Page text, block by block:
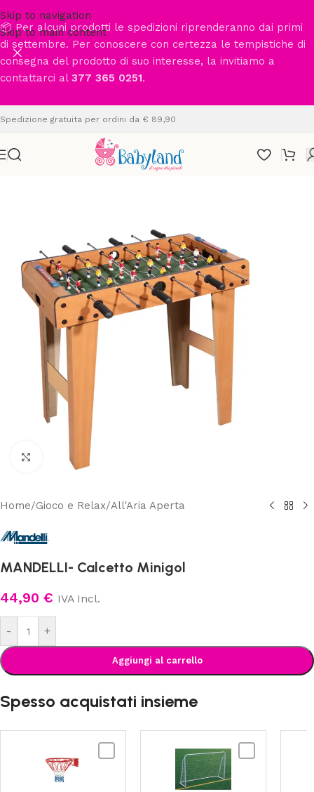
Skip to navigation
Skip to main content
📦 Per alcuni prodotti le spedizioni riprenderanno dai primi
di settembre. Per conoscere con certezza le tempistiche di
consegna del prodotto di suo interesse, la invitiamo a
contattarci al 377 365 0251.
Spedizione gratuita per ordini da € 89,90
Clicca per ingrandire
Home/Gioco e Relax/All'Aria Aperta
MANDELLI- Calcetto Minigol
44,90 € IVA Incl.
- +
Aggiungi al carrello
Spesso acquistati insieme